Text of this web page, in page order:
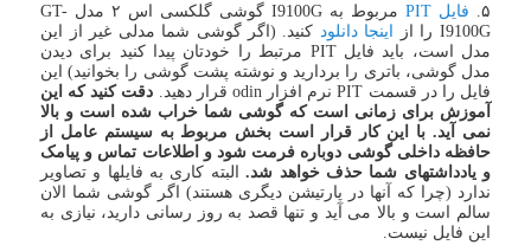
۵. فایل PIT
مربوط به I9100G گوشی گلکسی اس ۲ مدل GT-
I9100G را از
اینجا دانلود کنید. (اگر گوشی شما مدلی غیر از این
مدل است، باید فایل PIT مرتبط را خودتان پیدا کنید برای دیدن
مدل گوشی، باتری را بردارید و نوشته پشت گوشی را بخوانید) این
فایل را در قسمت PIT نرم افزار odin قرار دهید.
دقت کنید که این
آموزش برای زمانی است که گوشی شما خراب شده است و بالا
نمی آید. با این کار قرار است بخش مربوط به سیستم عامل از
حافظه داخلی گوشی دوباره فرمت شود و اطلاعات تماس و پیامک
و یادداشتهای شما حذف خواهد شد.البته کاری به فایلها و تصاویر
ندارد (چرا که آنها در پارتیشن دیگری هستند) اگر گوشی شما الان
سالم است و بالا می آید و تنها قصد به روز رسانی دارید، نیازی به
این فایل نیست.